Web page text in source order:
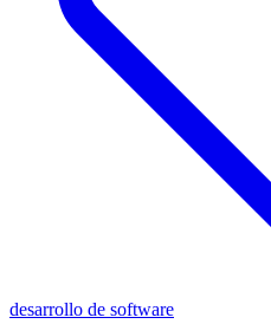
desarrollo de software